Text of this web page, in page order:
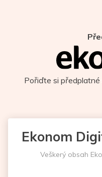
Pořiďte si
Ekonom
Veškerý obsah